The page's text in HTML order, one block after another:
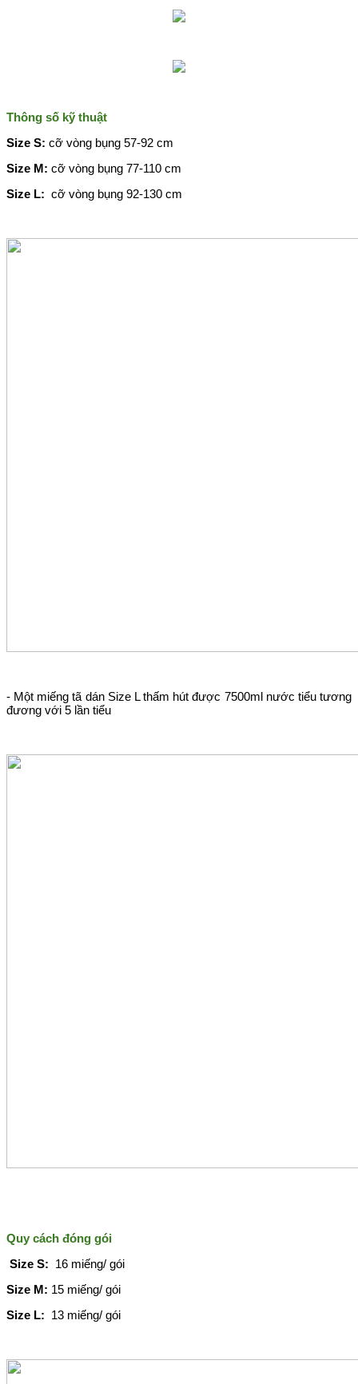
Thông số kỹ thuật
Size S: cỡ vòng bụng 57-92 cm
Size M: cỡ vòng bụng 77-110 cm
Size L: cỡ vòng bụng 92-130 cm
- Một miếng tã dán Size L thấm hút được 7500ml nước tiểu tương
đương với 5 lần tiểu
Quy cách đóng gói
Size S: 16 miếng/ gói
Size M: 15 miếng/ gói
Size L: 13 miếng/ gói